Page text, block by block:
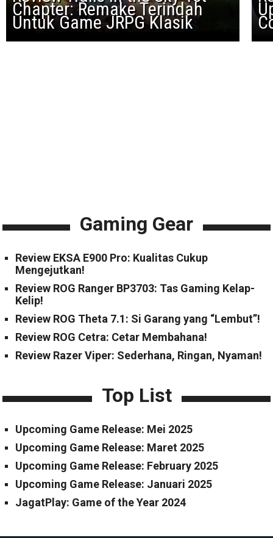
Chapter: Remake Terindah
Untuk Game JRPG Klasik
Gaming Gear
Review EKSA E900 Pro: Kualitas Cukup
Mengejutkan!
Review ROG Ranger BP3703: Tas Gaming Kelap-
Kelip!
Review ROG Theta 7.1: Si Garang yang “Lembut”!
Review ROG Cetra: Cetar Membahana!
Review Razer Viper: Sederhana, Ringan, Nyaman!
Top List
Upcoming Game Release: Mei 2025
Upcoming Game Release: Maret 2025
Upcoming Game Release: February 2025
Upcoming Game Release: Januari 2025
JagatPlay: Game of the Year 2024